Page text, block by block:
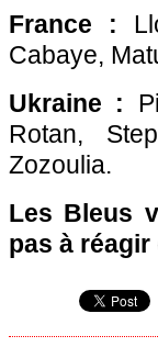
France :
Cabaye,
Ukraine :
Rotan,
Zozoulia.
Les Bleus
pas à